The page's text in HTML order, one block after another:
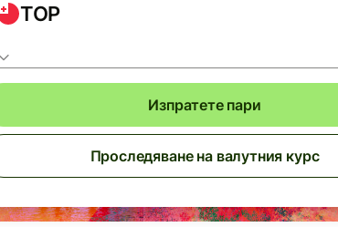
TOP
Изпратете пари
Проследяване на валутния курс